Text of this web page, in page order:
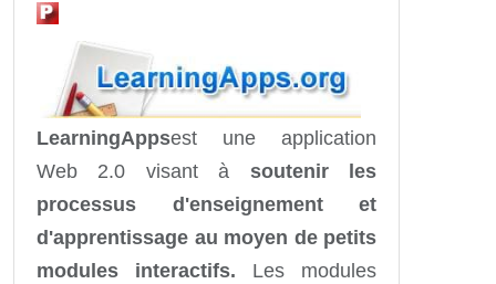
LearningAppsest une application
Web 2.0 visant à soutenir les
processus d'enseignement et
d'apprentissage au moyen de petits
modules interactifs. Les modules